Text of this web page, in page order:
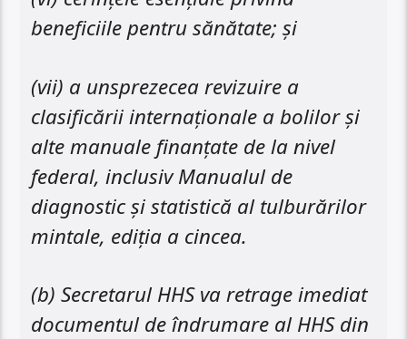
beneficiile pentru sănătate; şi
(vii) a unsprezecea revizuire a
clasificării internaționale a bolilor și
alte manuale finanțate de la nivel
federal, inclusiv Manualul de
diagnostic și statistică al tulburărilor
mintale, ediția a cincea.
(b) Secretarul HHS va retrage imediat
documentul de îndrumare al HHS din